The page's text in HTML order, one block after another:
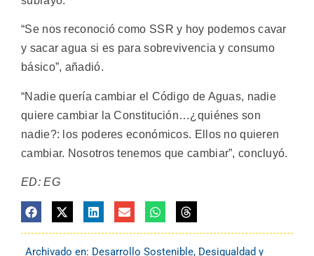
“Se nos reconoció como SSR y hoy podemos cavar
y sacar agua si es para sobrevivencia y consumo
básico”, añadió.
“Nadie quería cambiar el Código de Aguas, nadie
quiere cambiar la Constitución…¿quiénes son
nadie?: los poderes económicos. Ellos no quieren
cambiar. Nosotros tenemos que cambiar”, concluyó.
ED: EG
Archivado en: Desarrollo Sostenible, Desigualdad y